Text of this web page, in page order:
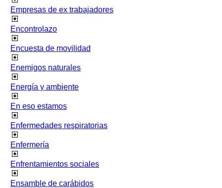
Empresas de ex trabajadores
Encontrolazo
Encuesta de movilidad
Enemigos naturales
Energía y ambiente
En eso estamos
Enfermedades respiratorias
Enfermería
Enfrentamientos sociales
Ensamble de carábidos